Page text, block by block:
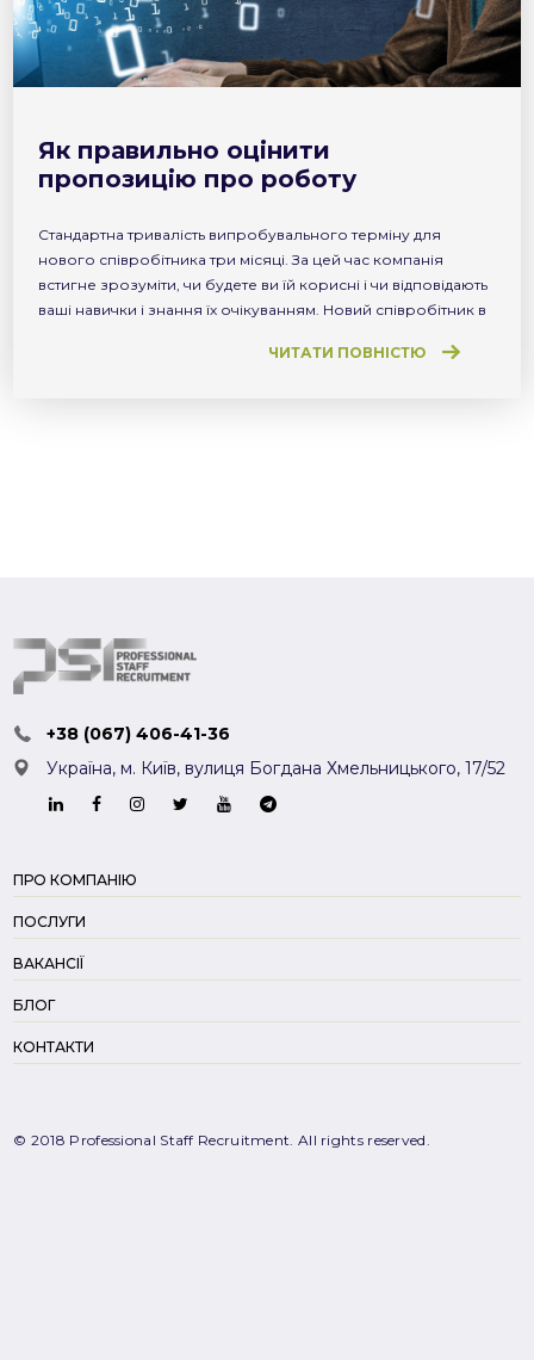
Як правильно оцінити
пропозицію про роботу
Стандартна тривалість випробувального терміну для
нового співробітника три місяці. За цей час компанія
встигне зрозуміти, чи будете ви їй корисні і чи відповідають
ваші навички і знання їх очікуванням. Новий співробітник в
відповідає його очікуванням і наскільки комфортно в ній
ЧИТАТИ ПОВНІСТЮ
+38 (067) 406-41-36
Україна, м. Київ, вулиця Богдана Хмельницького, 17/52
ПРО КОМПАНІЮ
ПОСЛУГИ
ВАКАНСІЇ
БЛОГ
КОНТАКТИ
© 2018 Professional Staff Recruitment. All rights reserved.